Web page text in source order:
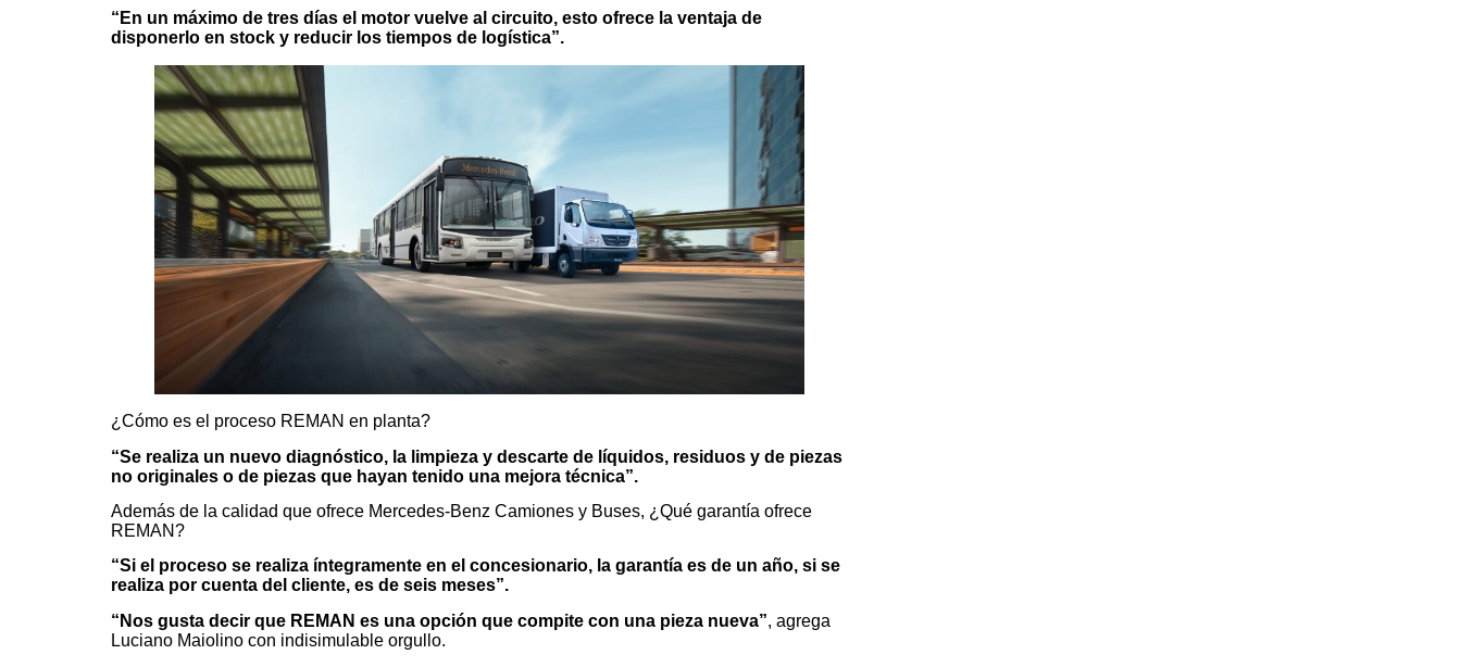
“En un máximo de tres días el motor vuelve al circuito, esto ofrece la ventaja de
disponerlo en stock y reducir los tiempos de logística”.
¿Cómo es el proceso REMAN en planta?
“Se realiza un nuevo diagnóstico, la limpieza y descarte de líquidos, residuos y de piezas
no originales o de piezas que hayan tenido una mejora técnica”.
Además de la calidad que ofrece Mercedes-Benz Camiones y Buses, ¿Qué garantía ofrece
REMAN?
“Si el proceso se realiza íntegramente en el concesionario, la garantía es de un año, si se
realiza por cuenta del cliente, es de seis meses”.
“Nos gusta decir que REMAN es una opción que compite con una pieza nueva”, agrega
Luciano Maiolino con indisimulable orgullo.